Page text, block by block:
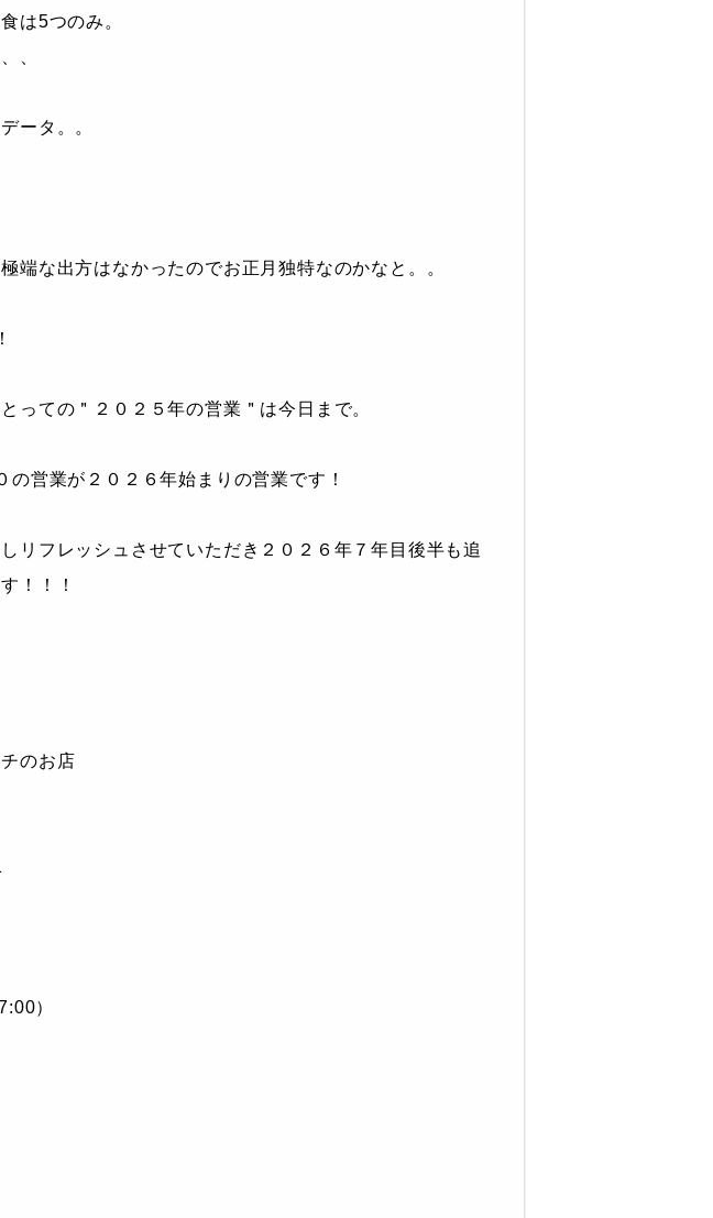
は5つのみ。
、
ータ。。
端な出方はなかったのでお正月独特なのかなと。。
っての＂２０２５年の営業＂は今日まで。
営業が２０２６年始まりの営業です！
リフレッシュさせていただき２０２６年７年目後半も追
！！！
のお店
）